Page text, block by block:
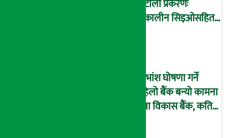
घोटाला प्रकरणः
तत्कालीन सिइओसहित
लाभांश घोषणा गर्ने
पहिलो बैंक बन्यो कामना
सेवा विकास बैंक, कति